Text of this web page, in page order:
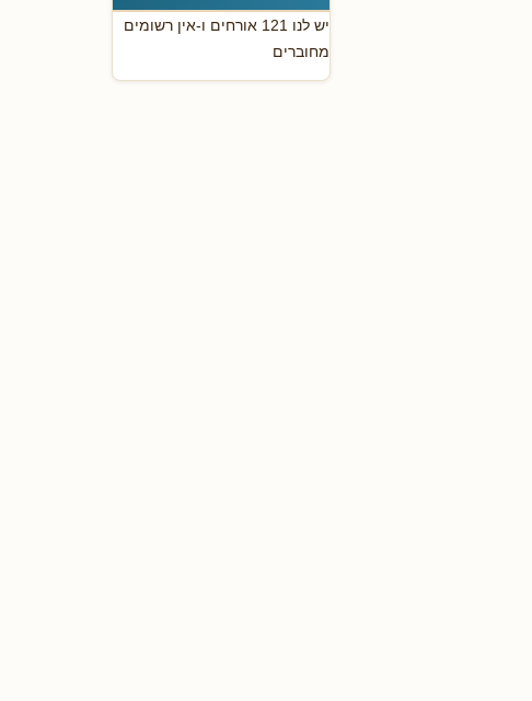
יש לנו 121 אורחים ו-אין רשומים
מחוברים